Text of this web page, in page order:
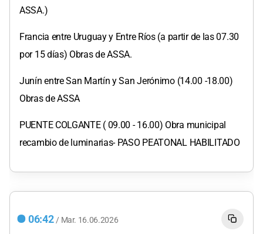
ASSA.)
Francia entre Uruguay y Entre Ríos (a partir de las 07.30
por 15 días) Obras de ASSA.
Junín entre San Martín y San Jerónimo (14.00 -18.00)
Obras de ASSA
PUENTE COLGANTE ( 09.00 - 16.00) Obra municipal
recambio de luminarias- PASO PEATONAL HABILITADO
06:42 / Mar. 16.06.2026